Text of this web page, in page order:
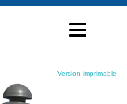
Version imprimable